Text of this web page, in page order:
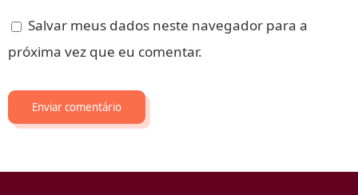
Salvar meus dados neste navegador para a
próxima vez que eu comentar.